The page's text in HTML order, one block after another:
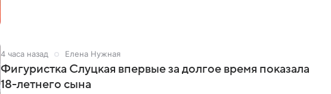
4 часа назад Елена Нужная
Фигуристка Слуцкая впервые за долгое время показала
18-летнего сына